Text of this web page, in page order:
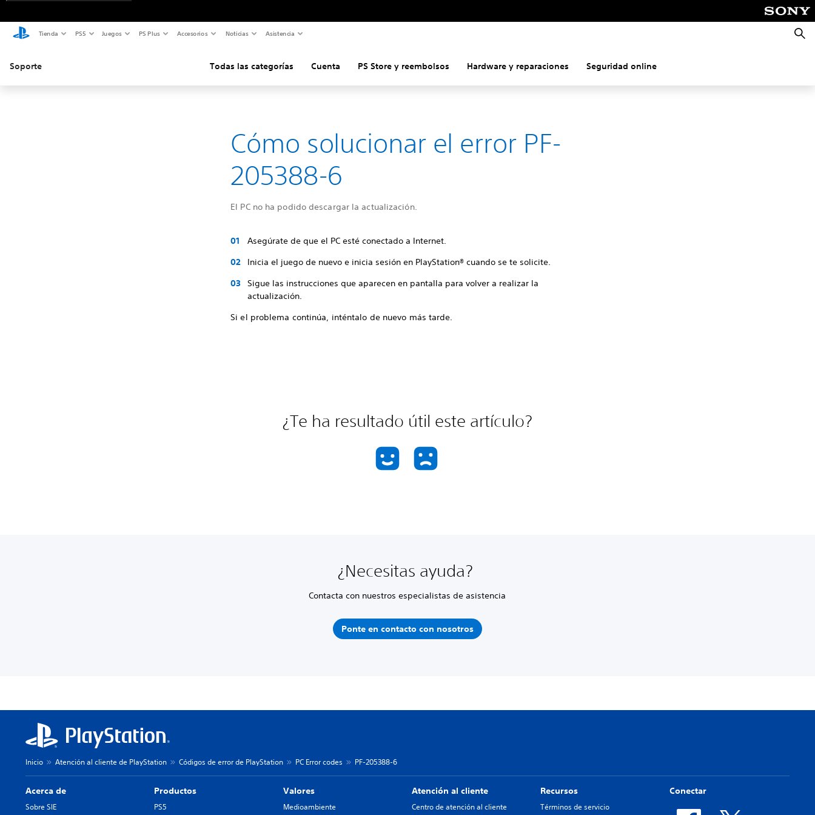
Tienda PS5 Juegos PS Plus Accesorios Noticias Asistencia
Soporte Todas las categorías Cuenta PS Store y reembolsos Hardware y reparaciones Seguridad online
Cómo solucionar el error PF-
205388-6
El PC no ha podido descargar la actualización.
Asegúrate de que el PC esté conectado a Internet.
Inicia el juego de nuevo e inicia sesión en PlayStation® cuando se te solicite.
Sigue las instrucciones que aparecen en pantalla para volver a realizar la
actualización.
Si el problema continúa, inténtalo de nuevo más tarde.
¿Te ha resultado útil este artículo?
¿Necesitas ayuda?
Contacta con nuestros especialistas de asistencia
Ponte en contacto con nosotros
Inicio Atención al cliente de PlayStation Códigos de error de PlayStation PC Error codes PF-205388-6
Acerca de
Sobre SIE
Productos
PS5
Valores
Medioambiente
Atención al cliente
Centro de atención al cliente
Recursos
Términos de servicio
Conectar